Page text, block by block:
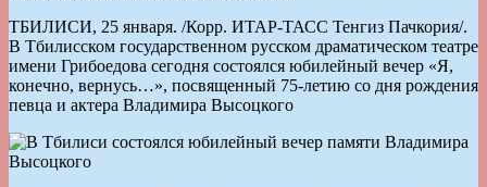
ТБИЛИСИ, 25 января. /Корр. ИТАР-ТАСС Тенгиз Пачкория/.
В Тбилисском государственном русском драматическом театре
имени Грибоедова сегодня состоялся юбилейный вечер «Я,
конечно, вернусь…», посвященный 75-летию со дня рождения
певца и актера Владимира Высоцкого